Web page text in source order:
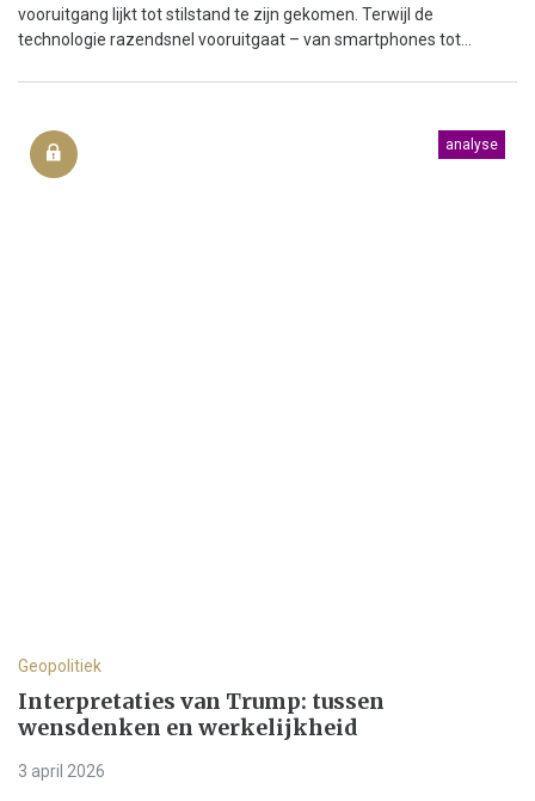
vooruitgang lijkt tot stilstand te zijn gekomen. Terwijl de
technologie razendsnel vooruitgaat – van smartphones tot...
analyse
Geopolitiek
Interpretaties van Trump: tussen
wensdenken en werkelijkheid
3 april 2026